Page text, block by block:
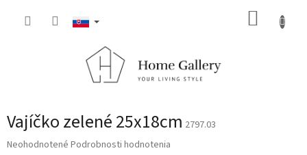
Vajíčko zelené 25x18cm 2797.03
Priemerné
Neohodnotené Podrobnosti hodnotenia